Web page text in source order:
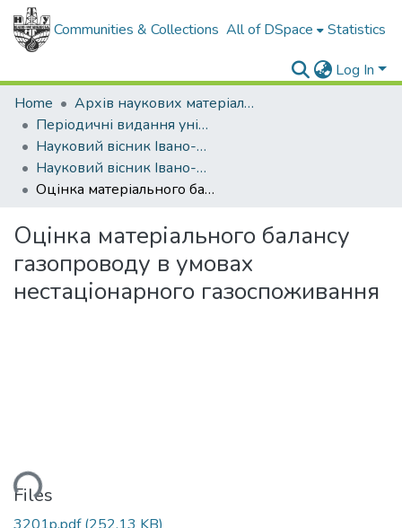
Communities & Collections All of DSpace Statistics
Log In
Home
Архів наукових матеріалів
Періодичні видання університету
Науковий вісник Івано-Франківського національного технічного університету нафти і газу
Науковий вісник Івано-Франківського національного технічного університету нафти і газу - 2012 - №2
Оцінка матеріального балансу газопроводу в умовах нестаціонарного газоспоживання
Оцінка матеріального балансу
газопроводу в умовах
нестаціонарного газоспоживання
Files